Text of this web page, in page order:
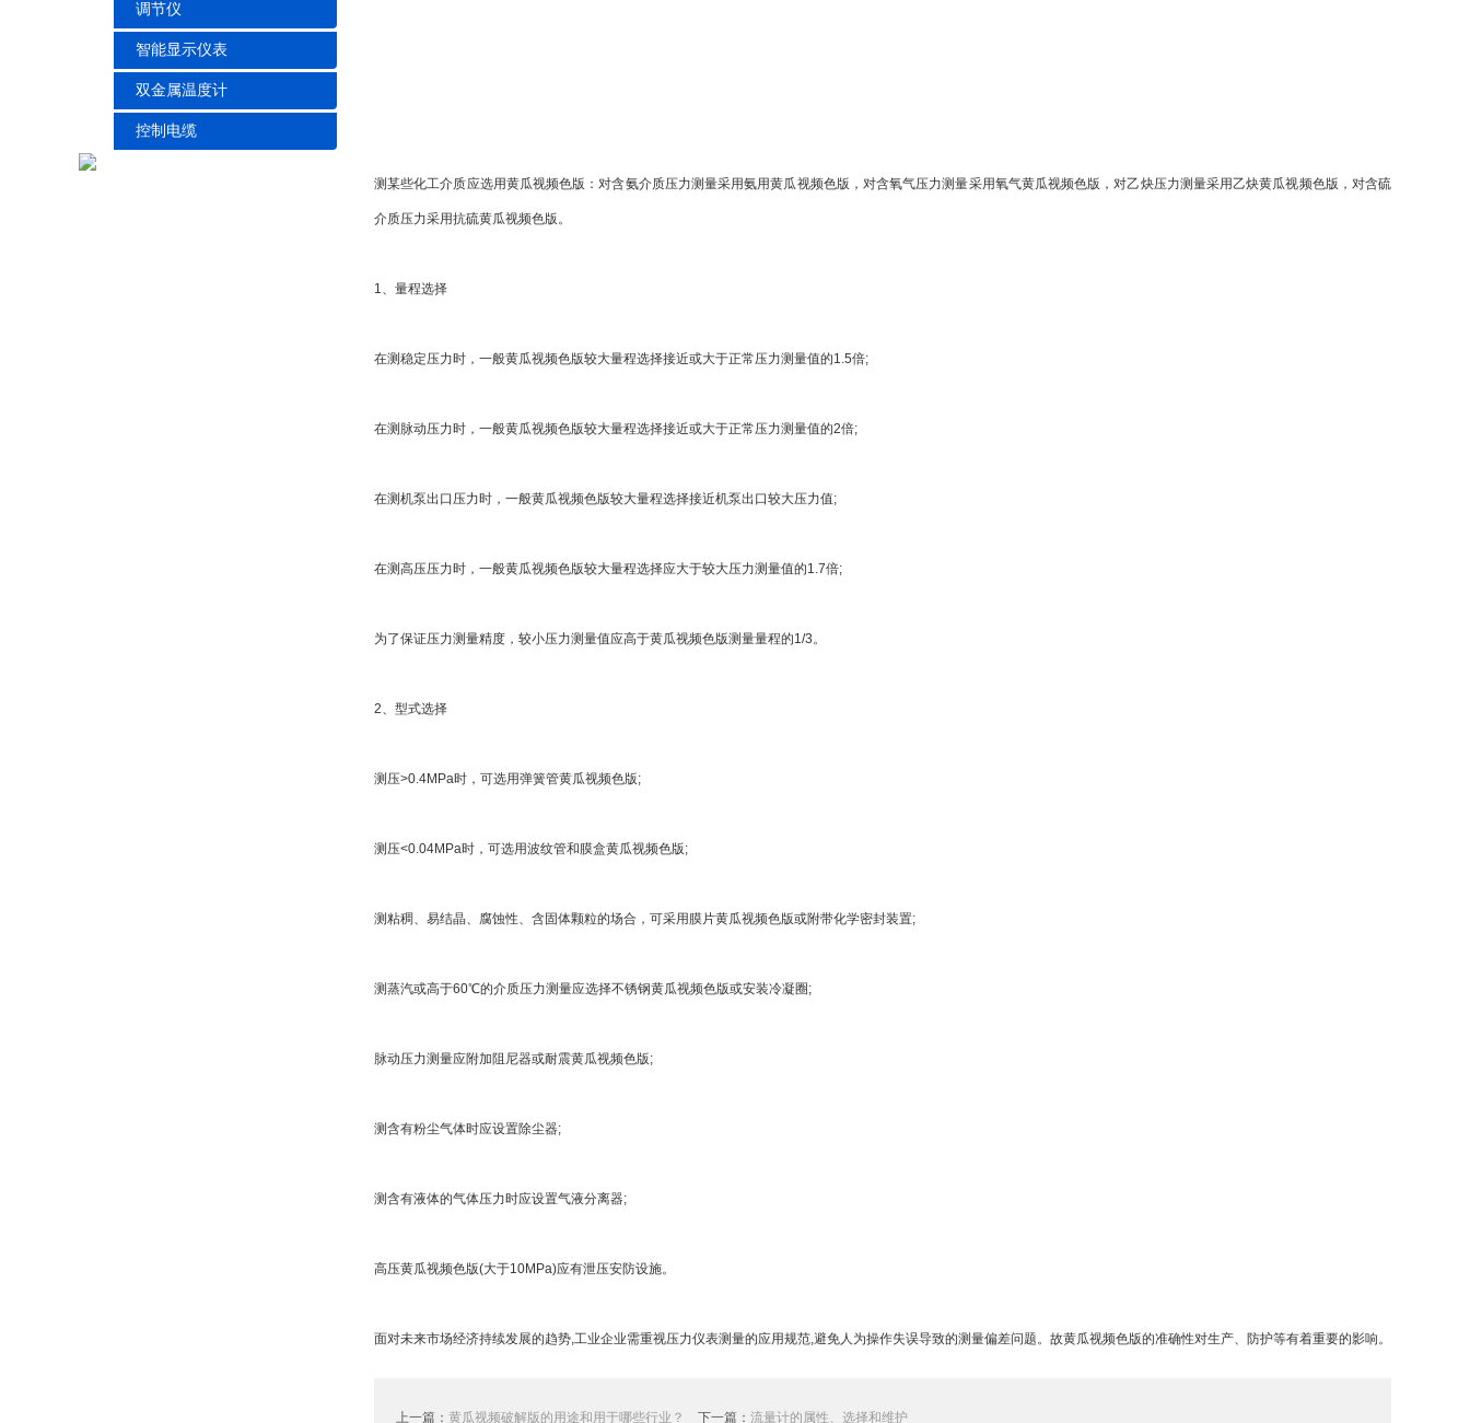
调节仪
智能显示仪表
双金属温度计
控制电缆
测某些化工介质应选用黄瓜视频色版：对含氨介质压力测量采用氨用黄瓜视频色版，对含氧气压力测量采用氧气黄瓜视频色版，对乙炔压力测量采用乙炔黄瓜视频色版，对含硫
介质压力采用抗硫黄瓜视频色版。
1、量程选择
在测稳定压力时，一般黄瓜视频色版较大量程选择接近或大于正常压力测量值的1.5倍;
在测脉动压力时，一般黄瓜视频色版较大量程选择接近或大于正常压力测量值的2倍;
在测机泵出口压力时，一般黄瓜视频色版较大量程选择接近机泵出口较大压力值;
在测高压压力时，一般黄瓜视频色版较大量程选择应大于较大压力测量值的1.7倍;
为了保证压力测量精度，较小压力测量值应高于黄瓜视频色版测量量程的1/3。
2、型式选择
测压>0.4MPa时，可选用弹簧管黄瓜视频色版;
测压<0.04MPa时，可选用波纹管和膜盒黄瓜视频色版;
测粘稠、易结晶、腐蚀性、含固体颗粒的场合，可采用膜片黄瓜视频色版或附带化学密封装置;
测蒸汽或高于60℃的介质压力测量应选择不锈钢黄瓜视频色版或安装冷凝圈;
脉动压力测量应附加阻尼器或耐震黄瓜视频色版;
测含有粉尘气体时应设置除尘器;
测含有液体的气体压力时应设置气液分离器;
高压黄瓜视频色版(大于10MPa)应有泄压安防设施。
面对未来市场经济持续发展的趋势,工业企业需重视压力仪表测量的应用规范,避免人为操作失误导致的测量偏差问题。故黄瓜视频色版的准确性对生产、防护等有着重要的影响。
上一篇： 黄瓜视频破解版的用途和用于哪些行业？ 下一篇： 流量计的属性、选择和维护